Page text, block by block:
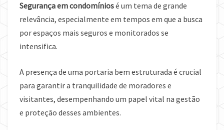
Segurança em condomíniosé um tema de grande
relevância, especialmente em tempos em que a busca
por espaços mais seguros e monitorados se
intensifica.
A presença de uma portaria bem estruturada é crucial
para garantir a tranquilidade de moradores e
visitantes, desempenhando um papel vital na gestão
e proteção desses ambientes.